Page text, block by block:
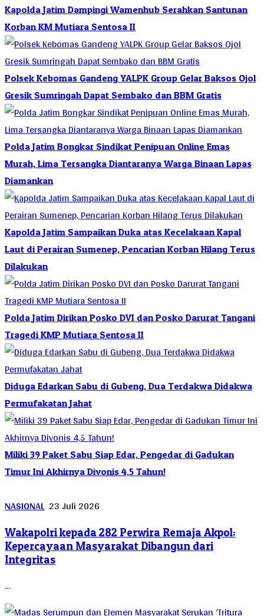
Kapolda Jatim Dampingi Wamenhub Serahkan Santunan
Korban KM Mutiara Sentosa II
Polsek Kebomas Gandeng YALPK Group Gelar Baksos Ojol
Gresik Sumringah Dapat Sembako dan BBM Gratis
Polda Jatim Bongkar Sindikat Penipuan Online Emas
Murah, Lima Tersangka Diantaranya Warga Binaan Lapas
Diamankan
Kapolda Jatim Sampaikan Duka atas Kecelakaan Kapal
Laut di Perairan Sumenep, Pencarian Korban Hilang Terus
Dilakukan
Polda Jatim Dirikan Posko DVI dan Posko Darurat Tangani
Tragedi KMP Mutiara Sentosa II
Diduga Edarkan Sabu di Gubeng, Dua Terdakwa Didakwa
Permufakatan Jahat
Miliki 39 Paket Sabu Siap Edar, Pengedar di Gadukan
Timur Ini Akhirnya Divonis 4,5 Tahun!
NASIONAL 23 Juli 2026
Wakapolri kepada 282 Perwira Remaja Akpol:
Kepercayaan Masyarakat Dibangun dari
Integritas
…